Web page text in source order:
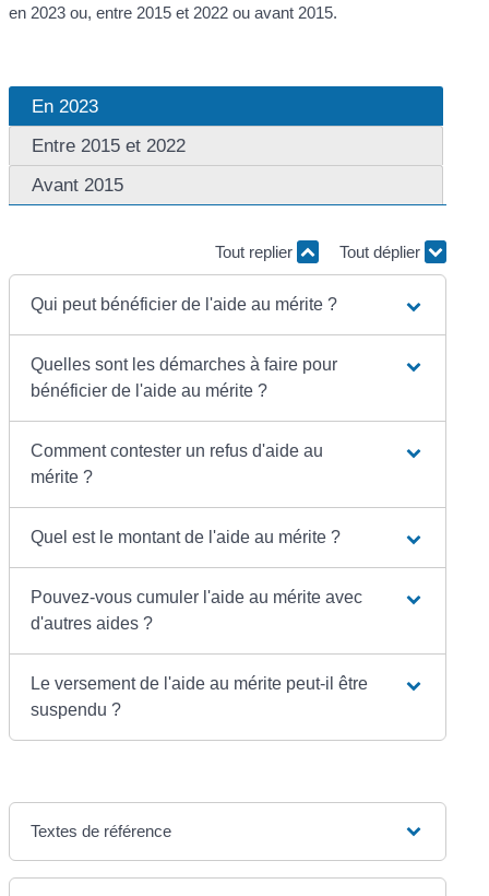
en 2023 ou, entre 2015 et 2022 ou avant 2015.
En 2023
Entre 2015 et 2022
Avant 2015
Tout replier Tout déplier
Qui peut bénéficier de l'aide au mérite ?
Quelles sont les démarches à faire pour
bénéficier de l'aide au mérite ?
Comment contester un refus d'aide au
mérite ?
Quel est le montant de l'aide au mérite ?
Pouvez-vous cumuler l'aide au mérite avec
d'autres aides ?
Le versement de l'aide au mérite peut-il être
suspendu ?
Textes de référence